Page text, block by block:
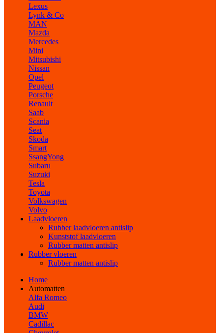
Lexus
Lynk & Co
MAN
Mazda
Mercedes
Mini
Mitsubishi
Nissan
Opel
Peugeot
Porsche
Renault
Saab
Scania
Seat
Skoda
Smart
SsangYong
Subaru
Suzuki
Tesla
Toyota
Volkswagen
Volvo
Laadvloeren
Rubber laadvloeren antislip
Kunststof laadvloeren
Rubber matten antislip
Rubber vloeren
Rubber matten antislip
Home
Automatten
Alfa Romeo
Audi
BMW
Cadillac